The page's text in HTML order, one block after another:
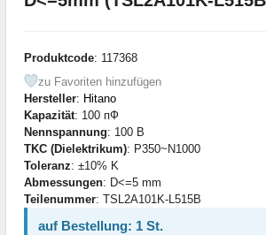
Produktcode: 117368
zu Favoriten hinzufügen
Hersteller: Hitano
Kapazität: 100 пФ
Nennspannung: 100 В
TKC (Dielektrikum): P350~N1000
Toleranz: ±10% K
Abmessungen: D<=5 mm
Teilenummer: TSL2A101K-L515B
auf Bestellung: 1 St.